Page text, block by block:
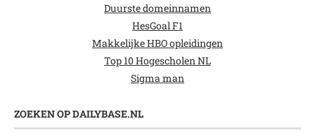
Duurste domeinnamen
HesGoal F1
Makkelijke HBO opleidingen
Top 10 Hogescholen NL
Sigma man
ZOEKEN OP DAILYBASE.NL